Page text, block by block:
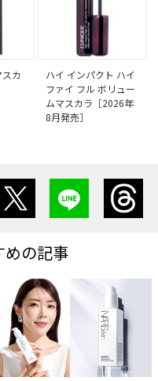
カ
ハイ インパクト ハイ
ファイ フル ボリュー
ムマスカラ［2026年
8月発売］
めの記事